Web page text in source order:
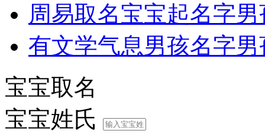
周易取名宝宝起名字男
有文学气息男孩名字
宝宝取名
宝宝姓氏